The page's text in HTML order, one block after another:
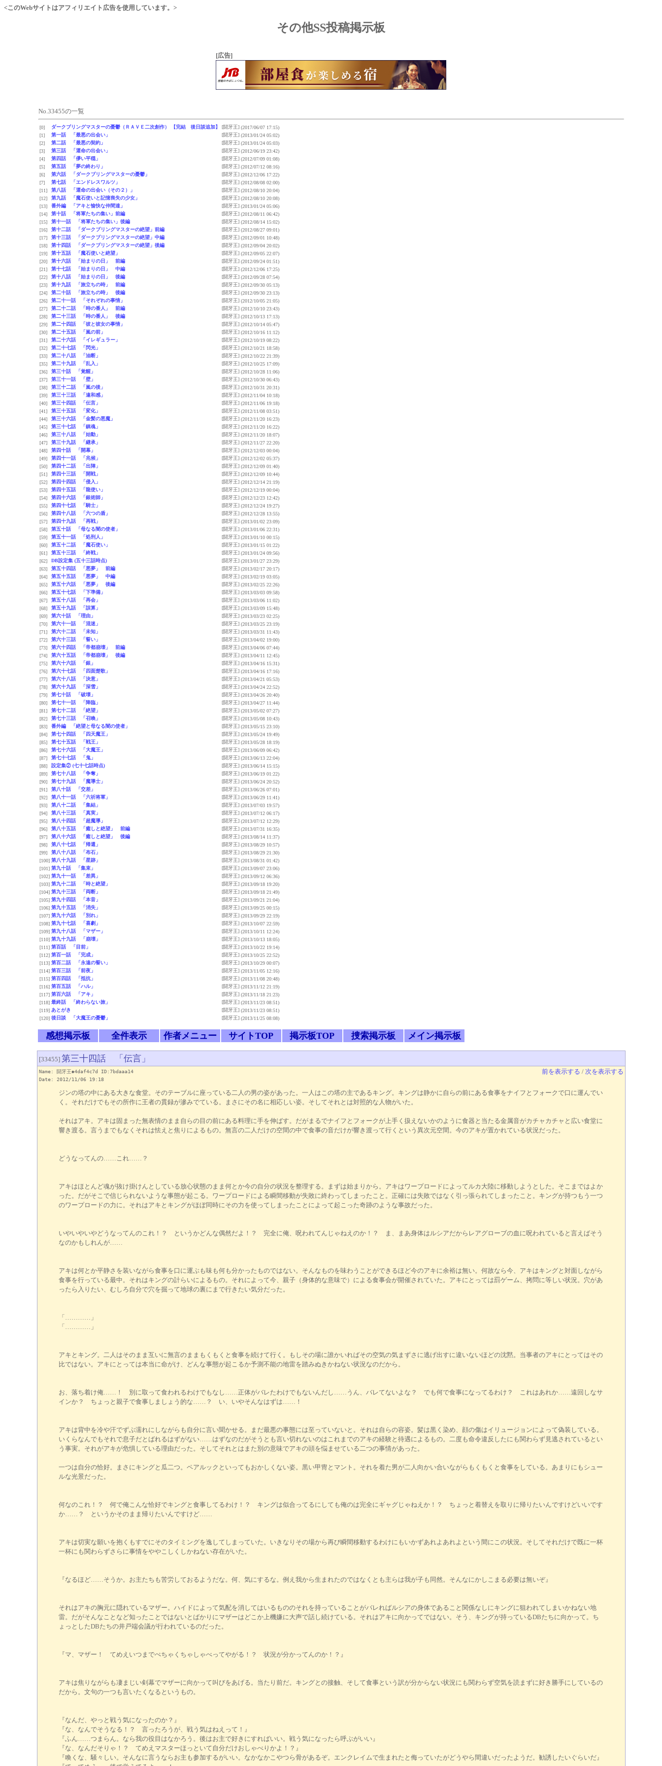
<このWebサイトはアフィリエイト広告を使用しています。>
その他SS投稿掲示板
[広告]
No.33455の一覧
[0] ダークブリングマスターの憂鬱（ＲＡＶＥ二次創作） 【完結 後日談追加】 [闘牙王] (2017/06/07 17:15)
[1]
第一話 「最悪の出会い」 [闘牙王] (2013/01/24 05:02)
[2]
第二話 「最悪の契約」 [闘牙王] (2013/01/24 05:03)
[3]
第三話 「運命の出会い」 [闘牙王] (2012/06/19 23:42)
[4]
第四話 「儚い平穏」 [闘牙王] (2012/07/09 01:08)
[5]
第五話 「夢の終わり」 [闘牙王] (2012/07/12 08:16)
[6]
第六話 「ダークブリングマスターの憂鬱」 [闘牙王] (2012/12/06 17:22)
[7]
第七話 「エンドレスワルツ」 [闘牙王] (2012/08/08 02:00)
[11]
第八話 「運命の出会い（その２）」 [闘牙王] (2012/08/10 20:04)
[12]
第九話 「魔石使いと記憶喪失の少女」 [闘牙王] (2012/08/10 20:08)
[13]
番外編 「アキと愉快な仲間達」 [闘牙王] (2013/01/24 05:06)
[14]
第十話 「将軍たちの集い」前編 [闘牙王] (2012/08/11 06:42)
[15]
第十一話 「将軍たちの集い」後編 [闘牙王] (2012/08/14 15:02)
[16]
第十二話 「ダークブリングマスターの絶望」前編 [闘牙王] (2012/08/27 09:01)
[17]
第十三話 「ダークブリングマスターの絶望」中編 [闘牙王] (2012/09/01 10:48)
[18]
第十四話 「ダークブリングマスターの絶望」後編 [闘牙王] (2012/09/04 20:02)
[19]
第十五話 「魔石使いと絶望」 [闘牙王] (2012/09/05 22:07)
[20]
第十六話 「始まりの日」 前編 [闘牙王] (2012/09/24 01:51)
[21]
第十七話 「始まりの日」 中編 [闘牙王] (2012/12/06 17:25)
[22]
第十八話 「始まりの日」 後編 [闘牙王] (2012/09/28 07:54)
[23]
第十九話 「旅立ちの時」 前編 [闘牙王] (2012/09/30 05:13)
[24]
第二十話 「旅立ちの時」 後編 [闘牙王] (2012/09/30 23:13)
[26]
第二十一話 「それぞれの事情」 [闘牙王] (2012/10/05 21:05)
[27]
第二十二話 「時の番人」 前編 [闘牙王] (2012/10/10 23:43)
[28]
第二十三話 「時の番人」 後編 [闘牙王] (2012/10/13 17:13)
[29]
第二十四話 「彼と彼女の事情」 [闘牙王] (2012/10/14 05:47)
[30]
第二十五話 「嵐の前」 [闘牙王] (2012/10/16 11:12)
[31]
第二十六話 「イレギュラー」 [闘牙王] (2012/10/19 08:22)
[32]
第二十七話 「閃光」 [闘牙王] (2012/10/21 18:58)
[33]
第二十八話 「油断」 [闘牙王] (2012/10/22 21:39)
[35]
第二十九話 「乱入」 [闘牙王] (2012/10/25 17:09)
[36]
第三十話 「覚醒」 [闘牙王] (2012/10/28 11:06)
[37]
第三十一話 「壁」 [闘牙王] (2012/10/30 06:43)
[38]
第三十二話 「嵐の後」 [闘牙王] (2012/10/31 20:31)
[39]
第三十三話 「違和感」 [闘牙王] (2012/11/04 10:18)
[40]
第三十四話 「伝言」 [闘牙王] (2012/11/06 19:18)
[41]
第三十五話 「変化」 [闘牙王] (2012/11/08 03:51)
[44]
第三十六話 「金髪の悪魔」 [闘牙王] (2012/11/20 16:23)
[45]
第三十七話 「鎮魂」 [闘牙王] (2012/11/20 16:22)
[46]
第三十八話 「始動」 [闘牙王] (2012/11/20 18:07)
[47]
第三十九話 「継承」 [闘牙王] (2012/11/27 22:20)
[48]
第四十話 「開幕」 [闘牙王] (2012/12/03 00:04)
[49]
第四十一話 「兆候」 [闘牙王] (2012/12/02 05:37)
[50]
第四十二話 「出陣」 [闘牙王] (2012/12/09 01:40)
[51]
第四十三話 「開戦」 [闘牙王] (2012/12/09 10:44)
[52]
第四十四話 「侵入」 [闘牙王] (2012/12/14 21:19)
[53]
第四十五話 「龍使い」 [闘牙王] (2012/12/19 00:04)
[54]
第四十六話 「銀術師」 [闘牙王] (2012/12/23 12:42)
[55]
第四十七話 「騎士」 [闘牙王] (2012/12/24 19:27)
[56]
第四十八話 「六つの盾」 [闘牙王] (2012/12/28 13:55)
[57]
第四十九話 「再戦」 [闘牙王] (2013/01/02 23:09)
[58]
第五十話 「母なる闇の使者」 [闘牙王] (2013/01/06 22:31)
[59]
第五十一話 「処刑人」 [闘牙王] (2013/01/10 00:15)
[60]
第五十二話 「魔石使い」 [闘牙王] (2013/01/15 01:22)
[61]
第五十三話 「終戦」 [闘牙王] (2013/01/24 09:56)
[62]
DB設定集 (五十三話時点) [闘牙王] (2013/01/27 23:29)
[63]
第五十四話 「悪夢」 前編 [闘牙王] (2013/02/17 20:17)
[64]
第五十五話 「悪夢」 中編 [闘牙王] (2013/02/19 03:05)
[65]
第五十六話 「悪夢」 後編 [闘牙王] (2013/02/25 22:26)
[66]
第五十七話 「下準備」 [闘牙王] (2013/03/03 09:58)
[67]
第五十八話 「再会」 [闘牙王] (2013/03/06 11:02)
[68]
第五十九話 「誤算」 [闘牙王] (2013/03/09 15:48)
[69]
第六十話 「理由」 [闘牙王] (2013/03/23 02:25)
[70]
第六十一話 「混迷」 [闘牙王] (2013/03/25 23:19)
[71]
第六十二話 「未知」 [闘牙王] (2013/03/31 11:43)
[72]
第六十三話 「誓い」 [闘牙王] (2013/04/02 19:00)
[73]
第六十四話 「帝都崩壊」 前編 [闘牙王] (2013/04/06 07:44)
[74]
第六十五話 「帝都崩壊」 後編 [闘牙王] (2013/04/11 12:45)
[75]
第六十六話 「銀」 [闘牙王] (2013/04/16 15:31)
[76]
第六十七話 「四面楚歌」 [闘牙王] (2013/04/16 17:16)
[77]
第六十八話 「決意」 [闘牙王] (2013/04/21 05:53)
[78]
第六十九話 「深雪」 [闘牙王] (2013/04/24 22:52)
[79]
第七十話 「破壊」 [闘牙王] (2013/04/26 20:40)
[80]
第七十一話 「降臨」 [闘牙王] (2013/04/27 11:44)
[81]
第七十二話 「絶望」 [闘牙王] (2013/05/02 07:27)
[82]
第七十三話 「召喚」 [闘牙王] (2013/05/08 10:43)
[83]
番外編 「絶望と母なる闇の使者」 [闘牙王] (2013/05/15 23:10)
[84]
第七十四話 「四天魔王」 [闘牙王] (2013/05/24 19:49)
[85]
第七十五話 「戦王」 [闘牙王] (2013/05/28 18:19)
[86]
第七十六話 「大魔王」 [闘牙王] (2013/06/09 06:42)
[87]
第七十七話 「鬼」 [闘牙王] (2013/06/13 22:04)
[88]
設定集② (七十七話時点) [闘牙王] (2013/06/14 15:15)
[89]
第七十八話 「争奪」 [闘牙王] (2013/06/19 01:22)
[90]
第七十九話 「魔導士」 [闘牙王] (2013/06/24 20:52)
[91]
第八十話 「交差」 [闘牙王] (2013/06/26 07:01)
[92]
第八十一話 「六祈将軍」 [闘牙王] (2013/06/29 11:41)
[93]
第八十二話 「集結」 [闘牙王] (2013/07/03 19:57)
[94]
第八十三話 「真実」 [闘牙王] (2013/07/12 06:17)
[95]
第八十四話 「超魔導」 [闘牙王] (2013/07/12 12:29)
[96]
第八十五話 「癒しと絶望」 前編 [闘牙王] (2013/07/31 16:35)
[97]
第八十六話 「癒しと絶望」 後編 [闘牙王] (2013/08/14 11:37)
[98]
第八十七話 「帰還」 [闘牙王] (2013/08/29 10:57)
[99]
第八十八話 「布石」 [闘牙王] (2013/08/29 21:30)
[100] 第八十九話 「星跡」 [闘牙王] (2013/08/31 01:42)
[101] 第九十話 「集束」 [闘牙王] (2013/09/07 23:06)
[102] 第九十一話 「差異」 [闘牙王] (2013/09/12 06:36)
[103] 第九十二話 「時と絶望」 [闘牙王] (2013/09/18 19:20)
[104] 第九十三話 「両断」 [闘牙王] (2013/09/18 21:49)
[105] 第九十四話 「本音」 [闘牙王] (2013/09/21 21:04)
[106] 第九十五話 「消失」 [闘牙王] (2013/09/25 00:15)
[107] 第九十六話 「別れ」 [闘牙王] (2013/09/29 22:19)
[108] 第九十七話 「喜劇」 [闘牙王] (2013/10/07 22:59)
[109] 第九十八話 「マザー」 [闘牙王] (2013/10/11 12:24)
[110] 第九十九話 「崩壊」 [闘牙王] (2013/10/13 18:05)
[111] 第百話 「目前」 [闘牙王] (2013/10/22 19:14)
[112] 第百一話 「完成」 [闘牙王] (2013/10/25 22:52)
[113] 第百二話 「永遠の誓い」 [闘牙王] (2013/10/29 00:07)
[114] 第百三話 「前夜」 [闘牙王] (2013/11/05 12:16)
[115] 第百四話 「抵抗」 [闘牙王] (2013/11/08 20:48)
[116] 第百五話 「ハル」 [闘牙王] (2013/11/12 21:19)
[117] 第百六話 「アキ」 [闘牙王] (2013/11/18 21:23)
[118] 最終話 「終わらない旅」 [闘牙王] (2013/11/23 08:51)
[119] あとがき [闘牙王] (2013/11/23 08:51)
[120] 後日談 「大魔王の憂鬱」 [闘牙王] (2013/11/25 08:08)
感想掲示板 全件表示 作者メニュー サイトTOP 掲示板TOP 捜索掲示板 メイン掲示板
[33455] 第三十四話 「伝言」
Name: 闘牙王◆4daf4c7d ID:7bdaaa14 前を表示する / 次を表示する
Date: 2012/11/06 19:18
ジンの塔の中にある大きな食堂。そのテーブルに座っている二人の男の姿があった。一人はこの塔の主であるキング。キングは静かに自らの前にある食事をナイフとフォークで口に運んでい
く。それだけでもその所作に王者の貫録が滲みでている。まさにその名に相応しい姿。そしてそれとは対照的な人物がいた。
それはアキ。アキは固まった無表情のまま自らの目の前にある料理に手を伸ばす。だがまるでナイフとフォークが上手く扱えないかのように食器と当たる金属音がカチャカチャと広い食堂に
響き渡る。言うまでもなくそれは怯えと焦りによるもの。無言の二人だけの空間の中で食事の音だけが響き渡って行くという異次元空間。今のアキが置かれている状況だった。
どうなってんの……これ……？
アキはほとんど魂が抜け掛けんとしている放心状態のまま何とか今の自分の状況を整理する。まずは始まりから。アキはワープロードによってルカ大陸に移動しようとした。そこまではよか
った。だがそこで信じられないような事態が起こる。ワープロードによる瞬間移動が失敗に終わってしまったこと。正確には失敗ではなく引っ張られてしまったこと。キングが持つもう一つ
のワープロードの力に。それはアキとキングがほぼ同時にその力を使ってしまったことによって起こった奇跡のような事故だった。
いやいやいやどうなってんのこれ！？ というかどんな偶然だよ！？ 完全に俺、呪われてんじゃねえのか！？ ま、まあ身体はルシアだからレアグローブの血に呪われていると言えばそう
なのかもしれんが……
アキは何とか平静さを装いながら食事を口に運ぶも味も何も分かったものではない。そんなものを味わうことができるほど今のアキに余裕は無い。何故なら今、アキはキングと対面しながら
食事を行っている最中。それはキングの計らいによるもの。それによって今、親子（身体的な意味で）による食事会が開催されていた。アキにとっては罰ゲーム、拷問に等しい状況。穴があ
ったら入りたい、むしろ自分で穴を掘って地球の裏にまで行きたい気分だった。
「…………」
「…………」
アキとキング。二人はそのまま互いに無言のままもくもくと食事を続けて行く。もしその場に誰かいればその空気の気まずさに逃げ出すに違いないほどの沈黙。当事者のアキにとってはその
比ではない。アキにとっては本当に命がけ、どんな事態が起こるか予測不能の地雷を踏みぬきかねない状況なのだから。
お、落ち着け俺……！ 別に取って食われるわけでもなし……正体がバレたわけでもないんだし……うん、バレてないよな？ でも何で食事になってるわけ？ これはあれか……遠回しなサ
インか？ ちょっと親子で食事しましょう的な……？ い、いやそんなはずは……！
アキは背中を冷や汗でずぶ濡れにしながらも自分に言い聞かせる。まだ最悪の事態には至っていないと。それは自らの容姿。髪は黒く染め、顔の傷はイリュージョンによって偽装している。
いくらなんでもそれで息子だとばれるはずがない……はずなのだがそうとも言い切れないのはこれまでのアキの経験と待遇によるもの。二度も命令違反したにも関わらず見逃されているとい
う事実。それがアキが危惧している理由だった。そしてそれとはまた別の意味でアキの頭を悩ませている二つの事情があった。
一つは自分の恰好。まさにキングと瓜二つ。ペアルックといってもおかしくない姿。黒い甲冑とマント。それを着た男が二人向かい合いながらもくもくと食事をしている。あまりにもシュー
ルな光景だった。
何なのこれ！？ 何で俺こんな恰好でキングと食事してるわけ！？ キングは似合ってるにしても俺のは完全にギャグじゃねえか！？ ちょっと着替えを取りに帰りたいんですけどいいです
か……？ というかそのまま帰りたいんですけど……
アキは切実な願いを抱くもすでにそのタイミングを逸してしまっていた。いきなりその場から再び瞬間移動するわけにもいかずあれよあれよという間にこの状況。そしてそれだけで既に一杯
一杯にも関わらずさらに事情をややこしくしかねない存在がいた。
『なるほど……そうか。お主たちも苦労しておるようだな。何、気にするな。例え我から生まれたのではなくとも主らは我が子も同然。そんなにかしこまる必要は無いぞ』
それはアキの胸元に隠れているマザー。ハイドによって気配を消してはいるもののそれを持っていることがバレればルシアの身体であること関係なしにキングに狙われてしまいかねない地
雷。だがそんなことなど知ったことではないとばかりにマザーはどこか上機嫌に大声で話し続けている。それはアキに向かってではない。そう、キングが持っているDBたちに向かって。ち
ょっとしたDBたちの井戸端会議が行われているのだった。
『マ、マザー！ てめえいつまでぺちゃくちゃしゃべってやがる！？ 状況が分かってんのか！？』
アキは焦りながらも凄まじい剣幕でマザーに向かって叫びをあげる。当たり前だ。キングとの接触、そして食事という訳が分からない状況にも関わらず空気を読まずに好き勝手にしているの
だから。文句の一つも言いたくなるというもの。
『なんだ、やっと戦う気になったのか？』
『な、なんでそうなる！？ 言ったろうが、戦う気はねえって！』
『ふん……つまらん。なら我の役目はなかろう。後はお主で好きにすればいい。戦う気になったら呼ぶがいい』
『な、なんだそりゃ！？ てめえマスターほっといて自分だけおしゃべりかよ！？』
『喚くな、騒々しい。そんなに言うならお主も参加するがいい。なかなかこやつら骨があるぞ。エンクレイムで生まれたと侮っていたがどうやら間違いだったようだ。勧誘したいぐらいだ』